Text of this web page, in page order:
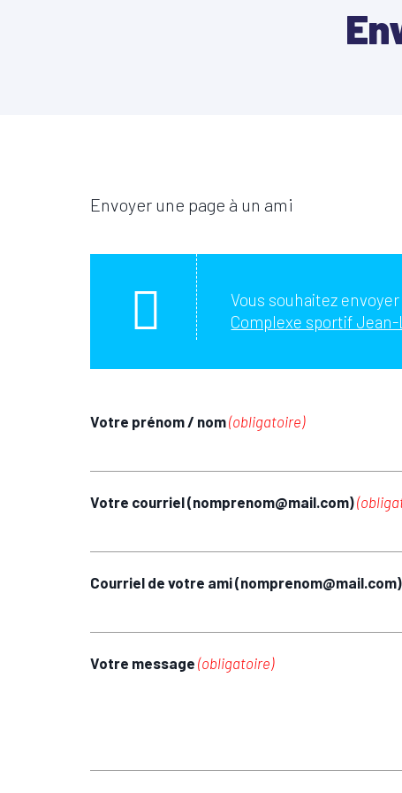
Envoyer une page à un ami
Vous souhaitez
Complexe sportif
Votre prénom / nom(obligatoire)
Votre courriel (nomprenom@mail.com)
Courriel de votre ami (nomprenom@mail.com)
Votre message (obligatoire)